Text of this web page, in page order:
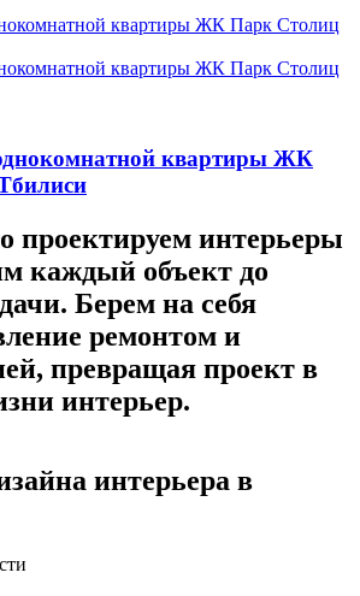
квартиры ЖК
проектируем интерьеры
каждый объект до
Берем на себя
ремонтом и
превращая проект в
интерьер.
интерьера в